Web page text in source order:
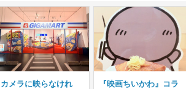
カメラに映らなけれ
『映画ちいかわ』コラ